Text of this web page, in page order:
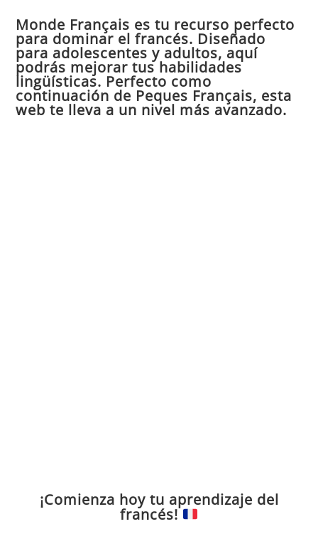
Monde Français es tu recurso perfecto
para dominar el francés. Diseñado
para adolescentes y adultos, aquí
podrás mejorar tus habilidades
lingüísticas. Perfecto como
continuación de Peques Français, esta
web te lleva a un nivel más avanzado.
¡Comienza hoy tu aprendizaje del
francés!